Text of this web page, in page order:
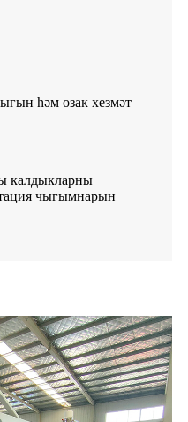
һәм озак хезмәт
калдыкларны
чыгымнарын